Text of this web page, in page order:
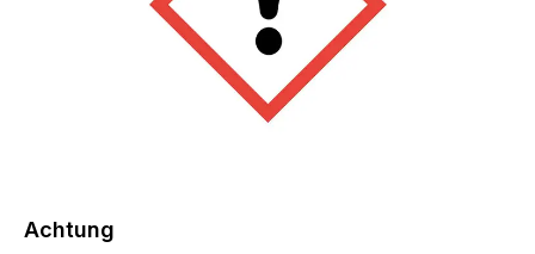
Achtung